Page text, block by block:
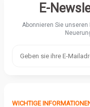
E-
Abonnieren Sie unseren
WICHTIGE